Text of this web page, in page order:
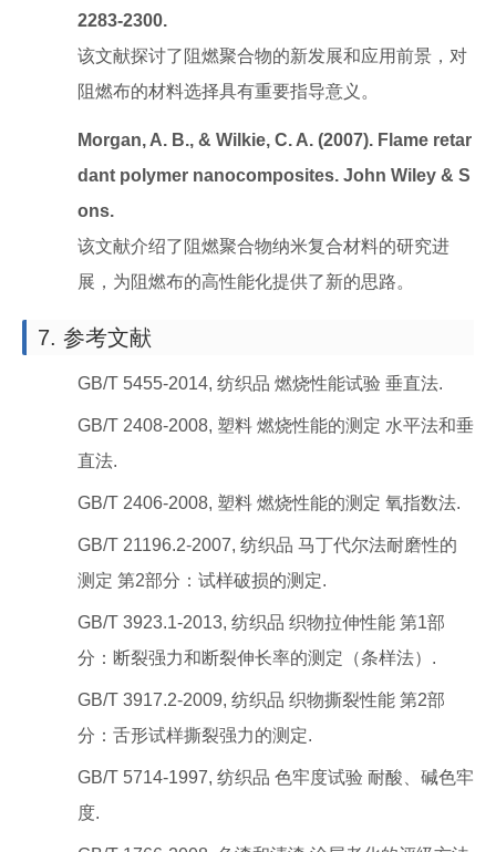
2283-2300.
该文献探讨了阻燃聚合物的新发展和应用前景，对
阻燃布的材料选择具有重要指导意义。
Morgan, A. B., & Wilkie, C. A. (2007). Flame retar
dant polymer nanocomposites. John Wiley & S
ons.
该文献介绍了阻燃聚合物纳米复合材料的研究进
展，为阻燃布的高性能化提供了新的思路。
7. 参考文献
GB/T 5455-2014, 纺织品 燃烧性能试验 垂直法.
GB/T 2408-2008, 塑料 燃烧性能的测定 水平法和垂
直法.
GB/T 2406-2008, 塑料 燃烧性能的测定 氧指数法.
GB/T 21196.2-2007, 纺织品 马丁代尔法耐磨性的
测定 第2部分：试样破损的测定.
GB/T 3923.1-2013, 纺织品 织物拉伸性能 第1部
分：断裂强力和断裂伸长率的测定（条样法）.
GB/T 3917.2-2009, 纺织品 织物撕裂性能 第2部
分：舌形试样撕裂强力的测定.
GB/T 5714-1997, 纺织品 色牢度试验 耐酸、碱色牢
度.